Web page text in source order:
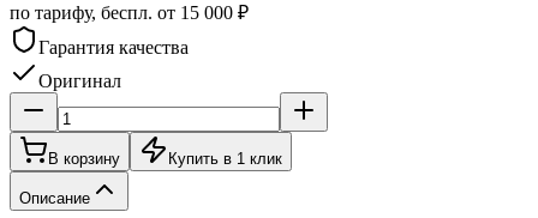
по тарифу, беспл. от 15 000 ₽
Гарантия качества
Оригинал
В корзину Купить в 1 клик
Описание